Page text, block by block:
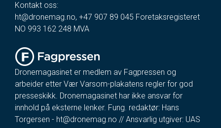
Kontakt oss:
ht@dronemag.no, +47 907 89 045 Foretaksregisteret
NO 993 162 248 MVA
Dronemagasinet er medlem av Fagpressen og
arbeider etter Vær Varsom-plakatens regler for god
presseskikk. Dronemagasinet har ikke ansvar for
innhold på eksterne lenker. Fung. redaktør: Hans
Torgersen - ht@dronemag.no // Ansvarlig utgiver: UAS